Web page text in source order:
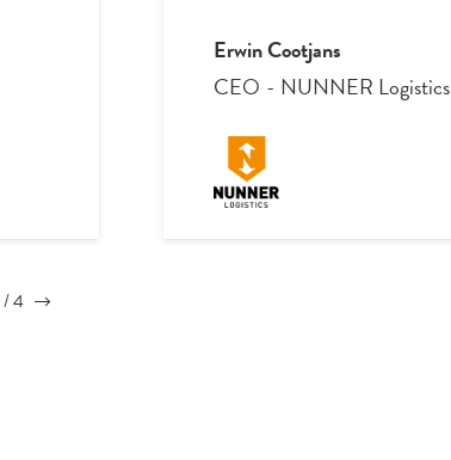
Erwin Cootjans
CEO - NUNNER Logistics
/4